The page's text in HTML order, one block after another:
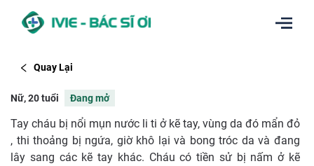
Quay Lại
Nữ, 20 tuổi Đang mở
Tay cháu bị nổi mụn nước li ti ở kẽ tay, vùng da đó mẩn đỏ
, thi thoảng bị ngứa, giờ khô lại và bong tróc da và đang
lây sang các kẽ tay khác. Cháu có tiền sử bị nấm ở kẽ